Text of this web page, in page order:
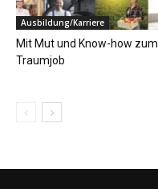
Ausbildung/Karriere
Mit Mut und Know-how zum
Traumjob